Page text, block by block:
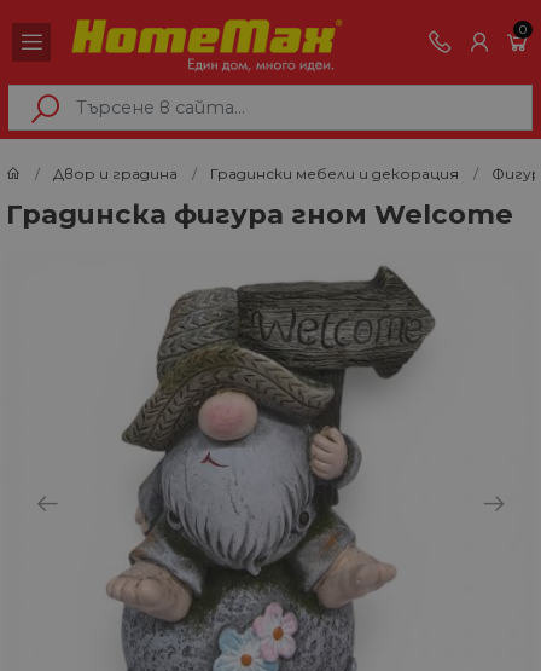
0
Двор и градина Градински мебели и декорация
Градинска фигура гном Welcome